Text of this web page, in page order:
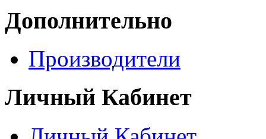
Дополнительно
Производители
Личный Кабинет